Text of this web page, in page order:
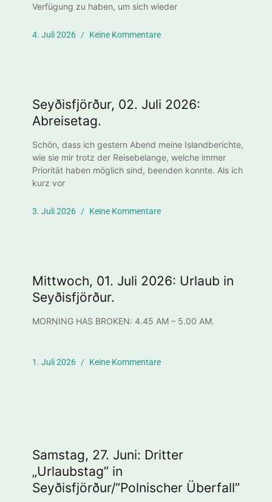
Verfügung zu haben, um sich wieder
4. Juli 2026 Keine Kommentare
Seyðisfjörður, 02. Juli 2026:
Abreisetag.
Schön, dass ich gestern Abend meine Islandberichte,
wie sie mir trotz der Reisebelange, welche immer
Priorität haben möglich sind, beenden konnte. Als ich
kurz vor
3. Juli 2026 Keine Kommentare
Mittwoch, 01. Juli 2026: Urlaub in
Seyðisfjörður.
MORNING HAS BROKEN: 4.45 AM – 5.00 AM.
1. Juli 2026 Keine Kommentare
Samstag, 27. Juni: Dritter
„Urlaubstag” in
Seyðisfjörður/“Polnischer Überfall”